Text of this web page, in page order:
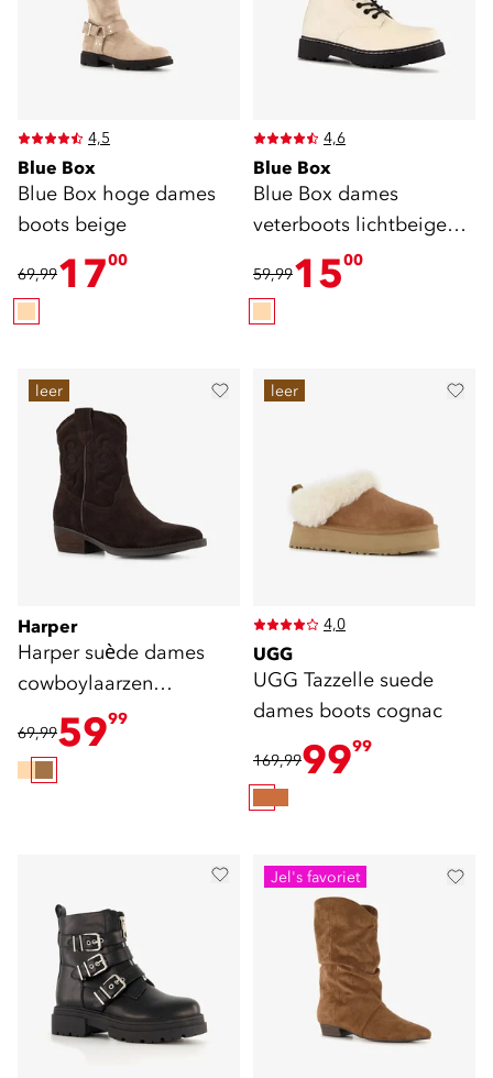
4,5
Blue Box
Blue Box hoge dames
boots beige
69,991700
4,6
Blue Box
Blue Box dames
veterboots lichtbeige
59,991500
leer
Harper
Harper suède dames
cowboylaarzen
donkerbruin
69,995999
leer
4,0
UGG
UGG Tazzelle suede
dames boots cognac
169,999999
Jel's favoriet